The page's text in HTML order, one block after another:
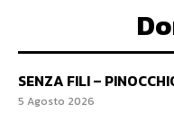
SENZA FILI –
5 Agosto 2026